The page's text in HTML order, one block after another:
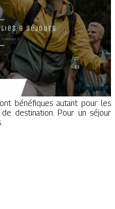
bénéfiques autant pour les
destination. Pour un séjour